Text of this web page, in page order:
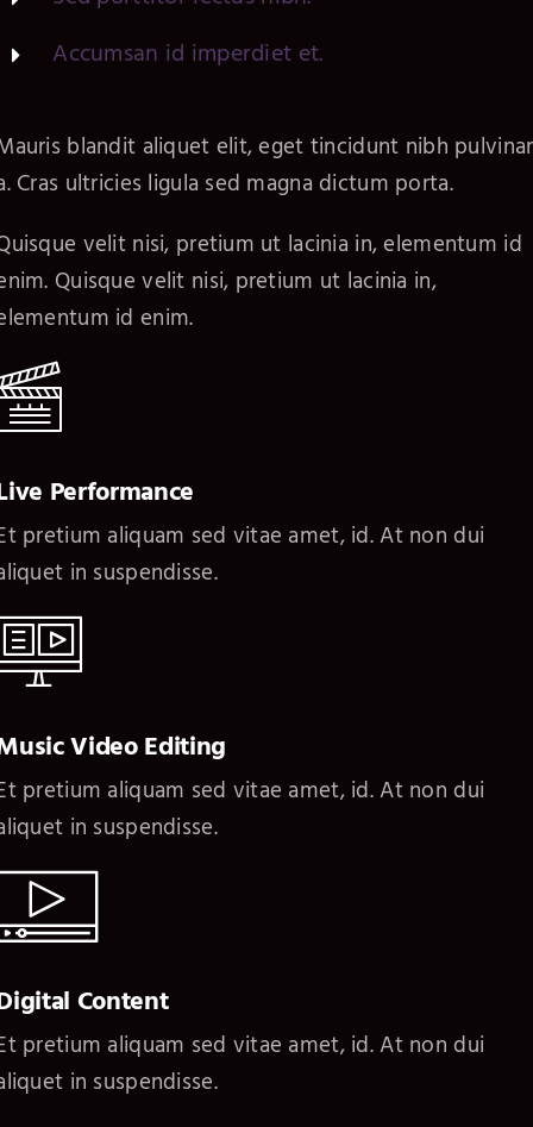
Accumsan id imperdiet et.
blandit aliquet elit, eget tincidunt nibh pulvinar
Cras ultricies ligula sed magna dictum porta.
velit nisi, pretium ut lacinia in, elementum id
Quisque velit nisi, pretium ut lacinia in,
id enim.
Performance
pretium aliquam sed vitae amet, id. At non dui
in suspendisse.
Video Editing
pretium aliquam sed vitae amet, id. At non dui
in suspendisse.
Content
pretium aliquam sed vitae amet, id. At non dui
in suspendisse.